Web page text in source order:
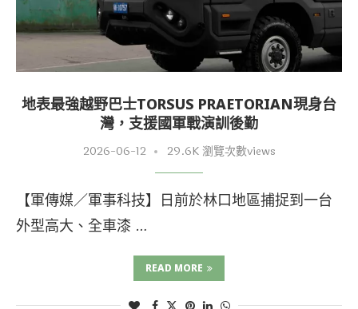
地表最強越野巴士TORSUS PRAETORIAN現身台
灣，支援國軍戰演訓後勤
2026-06-12 29.6K 瀏覽次數views
【軍傳媒／軍事科技】日前於林口地區捕捉到一台
外型高大、全車漆 …
READ MORE